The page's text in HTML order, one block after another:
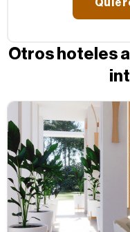
Otros hoteles